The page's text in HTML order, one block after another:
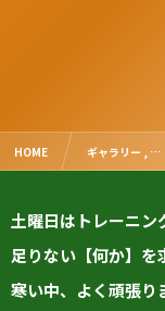
HOME ギャラリー , …
土曜日はトレーニン
足りない【何か】を
寒い中、よく頑張り